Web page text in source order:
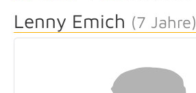
Lenny Emich (7 Jahre)